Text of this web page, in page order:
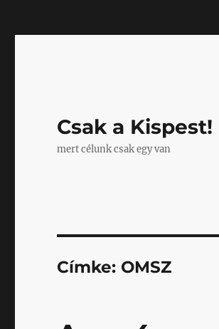
Csak a Kispest!
mert célunk csak egy van
Címke: OMSZ